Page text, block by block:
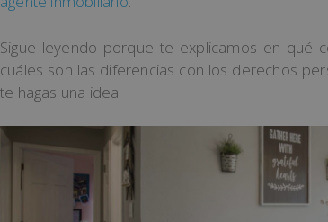
Sigue leyendo porque te explicamos en qué
cuáles son las diferencias con los derechos
te hagas una idea.